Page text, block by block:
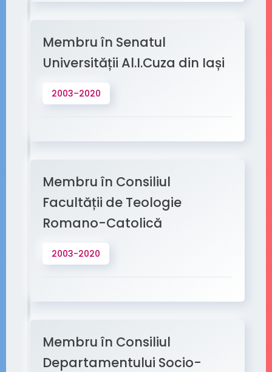
Membru în Senatul
Universității Al.I.Cuza din Iași
2003–2020
Membru în Consiliul
Facultății de Teologie
Romano-Catolică
2003-2020
Membru în Consiliul
Departamentului Socio-